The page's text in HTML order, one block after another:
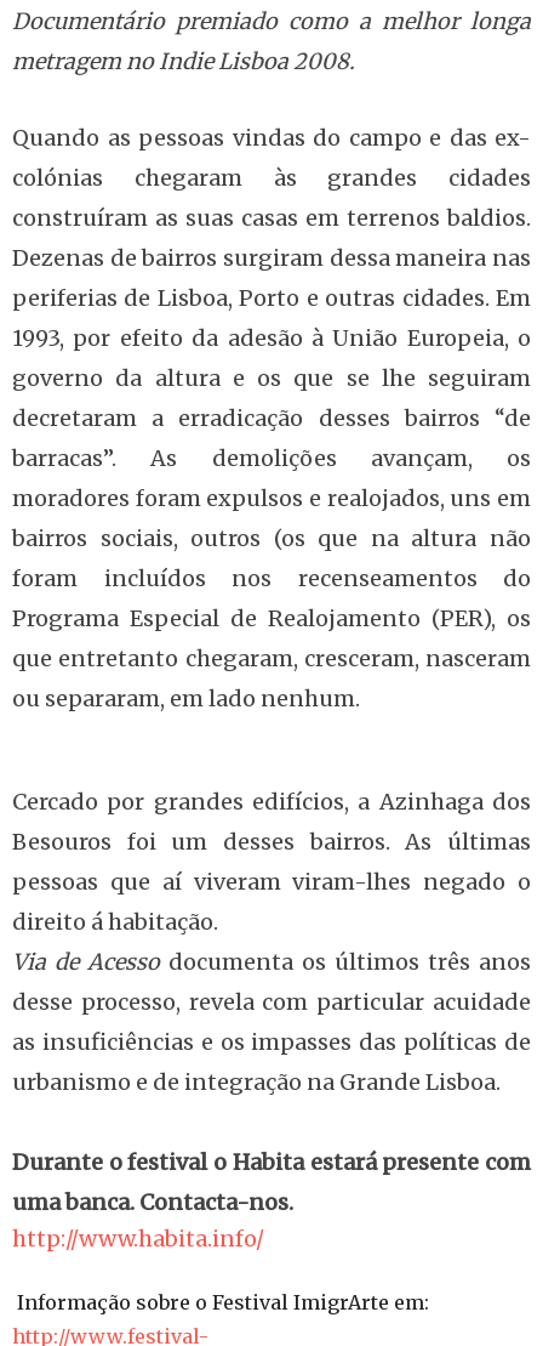
Documentário premiado como a melhor longa
metragem no Indie Lisboa 2008.
Quando as pessoas vindas do campo e das ex-
colónias chegaram às grandes cidades
construíram as suas casas em terrenos baldios.
Dezenas de bairros surgiram dessa maneira nas
periferias de Lisboa, Porto e outras cidades. Em
1993, por efeito da adesão à União Europeia, o
governo da altura e os que se lhe seguiram
decretaram a erradicação desses bairros “de
barracas”. As demolições avançam, os
moradores foram expulsos e realojados, uns em
bairros sociais, outros (os que na altura não
foram incluídos nos recenseamentos do
Programa Especial de Realojamento (PER), os
que entretanto chegaram, cresceram, nasceram
ou separaram, em lado nenhum.
Cercado por grandes edifícios, a Azinhaga dos
Besouros foi um desses bairros. As últimas
pessoas que aí viveram viram-lhes negado o
direito á habitação.
Via de Acessodocumenta os últimos três anos
desse processo, revela com particular acuidade
as insuficiências e os impasses das políticas de
urbanismo e de integração na Grande Lisboa.
Durante o festival o Habita estará presente com
uma banca. Contacta-nos.
http://www.habita.info/
Informação sobre o Festival ImigrArte em:
http://www.festival-